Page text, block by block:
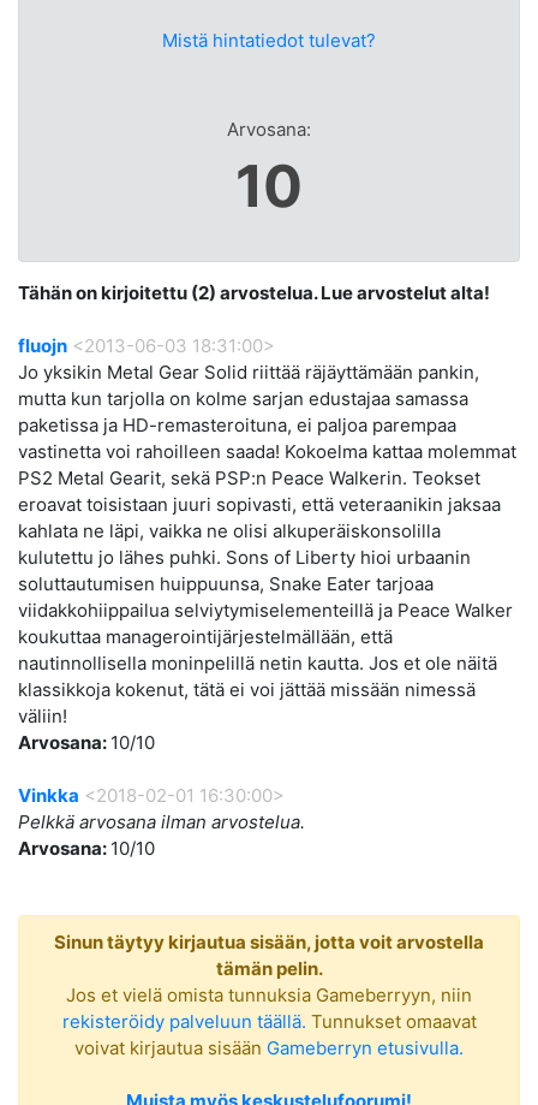
Mistä hintatiedot tulevat?
Arvosana:
10
Tähän on kirjoitettu (2) arvostelua. Lue arvostelut alta!
fluojn <2013-06-03 18:31:00>
Jo yksikin Metal Gear Solid riittää räjäyttämään pankin,
mutta kun tarjolla on kolme sarjan edustajaa samassa
paketissa ja HD-remasteroituna, ei paljoa parempaa
vastinetta voi rahoilleen saada! Kokoelma kattaa molemmat
PS2 Metal Gearit, sekä PSP:n Peace Walkerin. Teokset
eroavat toisistaan juuri sopivasti, että veteraanikin jaksaa
kahlata ne läpi, vaikka ne olisi alkuperäiskonsolilla
kulutettu jo lähes puhki. Sons of Liberty hioi urbaanin
soluttautumisen huippuunsa, Snake Eater tarjoaa
viidakkohiippailua selviytymiselementeillä ja Peace Walker
koukuttaa managerointijärjestelmällään, että
nautinnollisella moninpelillä netin kautta. Jos et ole näitä
klassikkoja kokenut, tätä ei voi jättää missään nimessä
väliin!
Arvosana: 10/10
Vinkka <2018-02-01 16:30:00>
Pelkkä arvosana ilman arvostelua.
Arvosana: 10/10
Sinun täytyy kirjautua sisään, jotta voit arvostella
tämän pelin.
Jos et vielä omista tunnuksia Gameberryyn, niin
rekisteröidy palveluun täällä. Tunnukset omaavat
voivat kirjautua sisään Gameberryn etusivulla.